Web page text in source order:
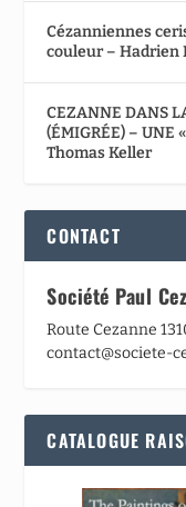
Cézanniennes
couleur – Hadrien
CEZANNE DANS
(ÉMIGRÉE) – UNE
Thomas Keller
CONTACT
Société Paul
Route Cezanne
contact@societe-
CATALOGUE